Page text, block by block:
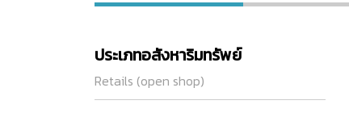
ประเภทอสังหาริมทรัพย์
Retails (open shop)